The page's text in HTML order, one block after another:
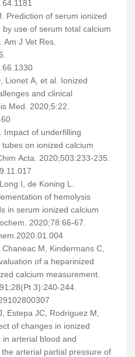
Prediction of serum ionized
use of serum total calcium
J Vet Res.
Lionet A, et al. Ionized
and clinical
Med. 2020;5:22.
Impact of underfilling
on ionized calcium
Acta. 2020;503:233-235.
I, de Koning L.
of hemolysis
in serum ionized calcium
2020;78:66-67.
M, Kindermans C,
of a heparinized
calcium measurement.
3):240-244.
Estepa JC, Rodriguez M,
of changes in ionized
arterial blood and
arterial partial pressure of